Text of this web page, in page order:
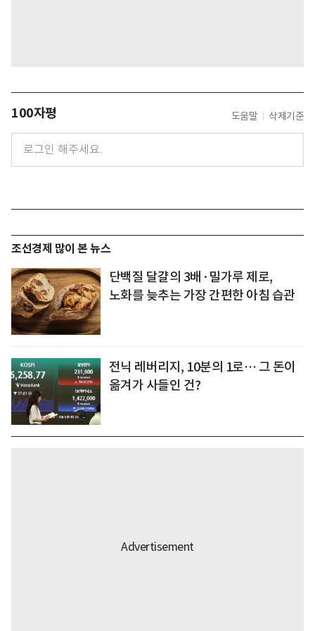
100자평 도움말 삭제기준
조선경제 많이 본 뉴스
단백질 달걀의 3배·밀가루 제로,
노화를 늦추는 가장 간편한 아침 습관
전닉 레버리지, 10분의 1로… 그 돈이
옮겨가 사들인 건?